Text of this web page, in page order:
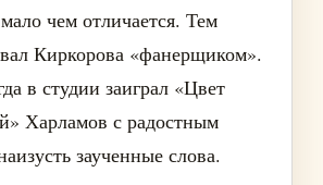
чем отличается. Тем
Киркорова «фанерщиком».
в студии заиграл «Цвет
Харламов с радостным
заученные слова.